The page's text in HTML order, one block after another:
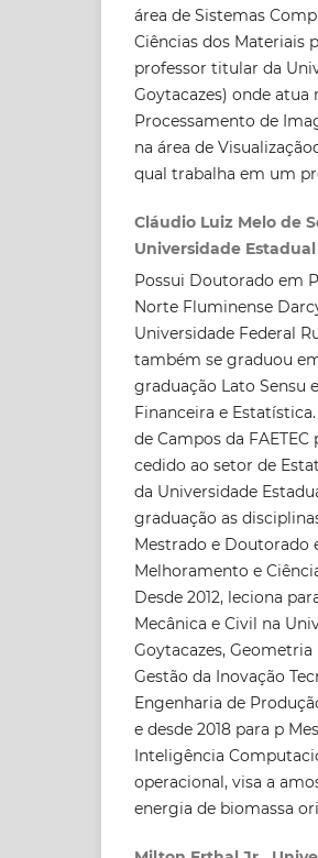
área de Sistemas
Ciências dos Materiais
professor titular da
Goytacazes) onde
Processamento de
na área de
qual trabalha em um
Cláudio Luiz Melo de
Universidade
Possui Doutorado em
Norte Fluminense
Universidade Federal
também se graduou
graduação Lato Sensu
Financeira e
de Campos da FAETEC
cedido ao setor de
da Universidade
graduação as
Mestrado e Doutorado
Melhoramento e
Desde 2012, leciona
Mecânica e Civil na
Goytacazes,
Gestão da Inovação
Engenharia de
e desde 2018 para p
Inteligência
operacional, visa a
energia de biomassa